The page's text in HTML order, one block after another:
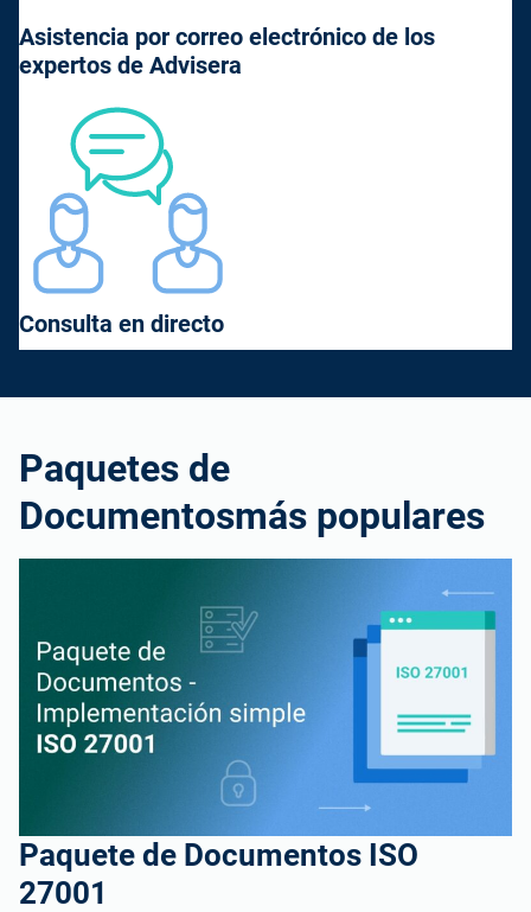
Asistencia por correo electrónico de los
expertos de Advisera
Consulta en directo
Paquetes de
Documentosmás populares
Paquete de Documentos ISO
27001